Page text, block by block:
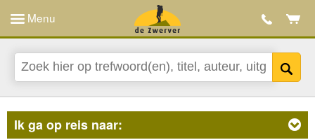
Menu
Ik ga op reis naar: